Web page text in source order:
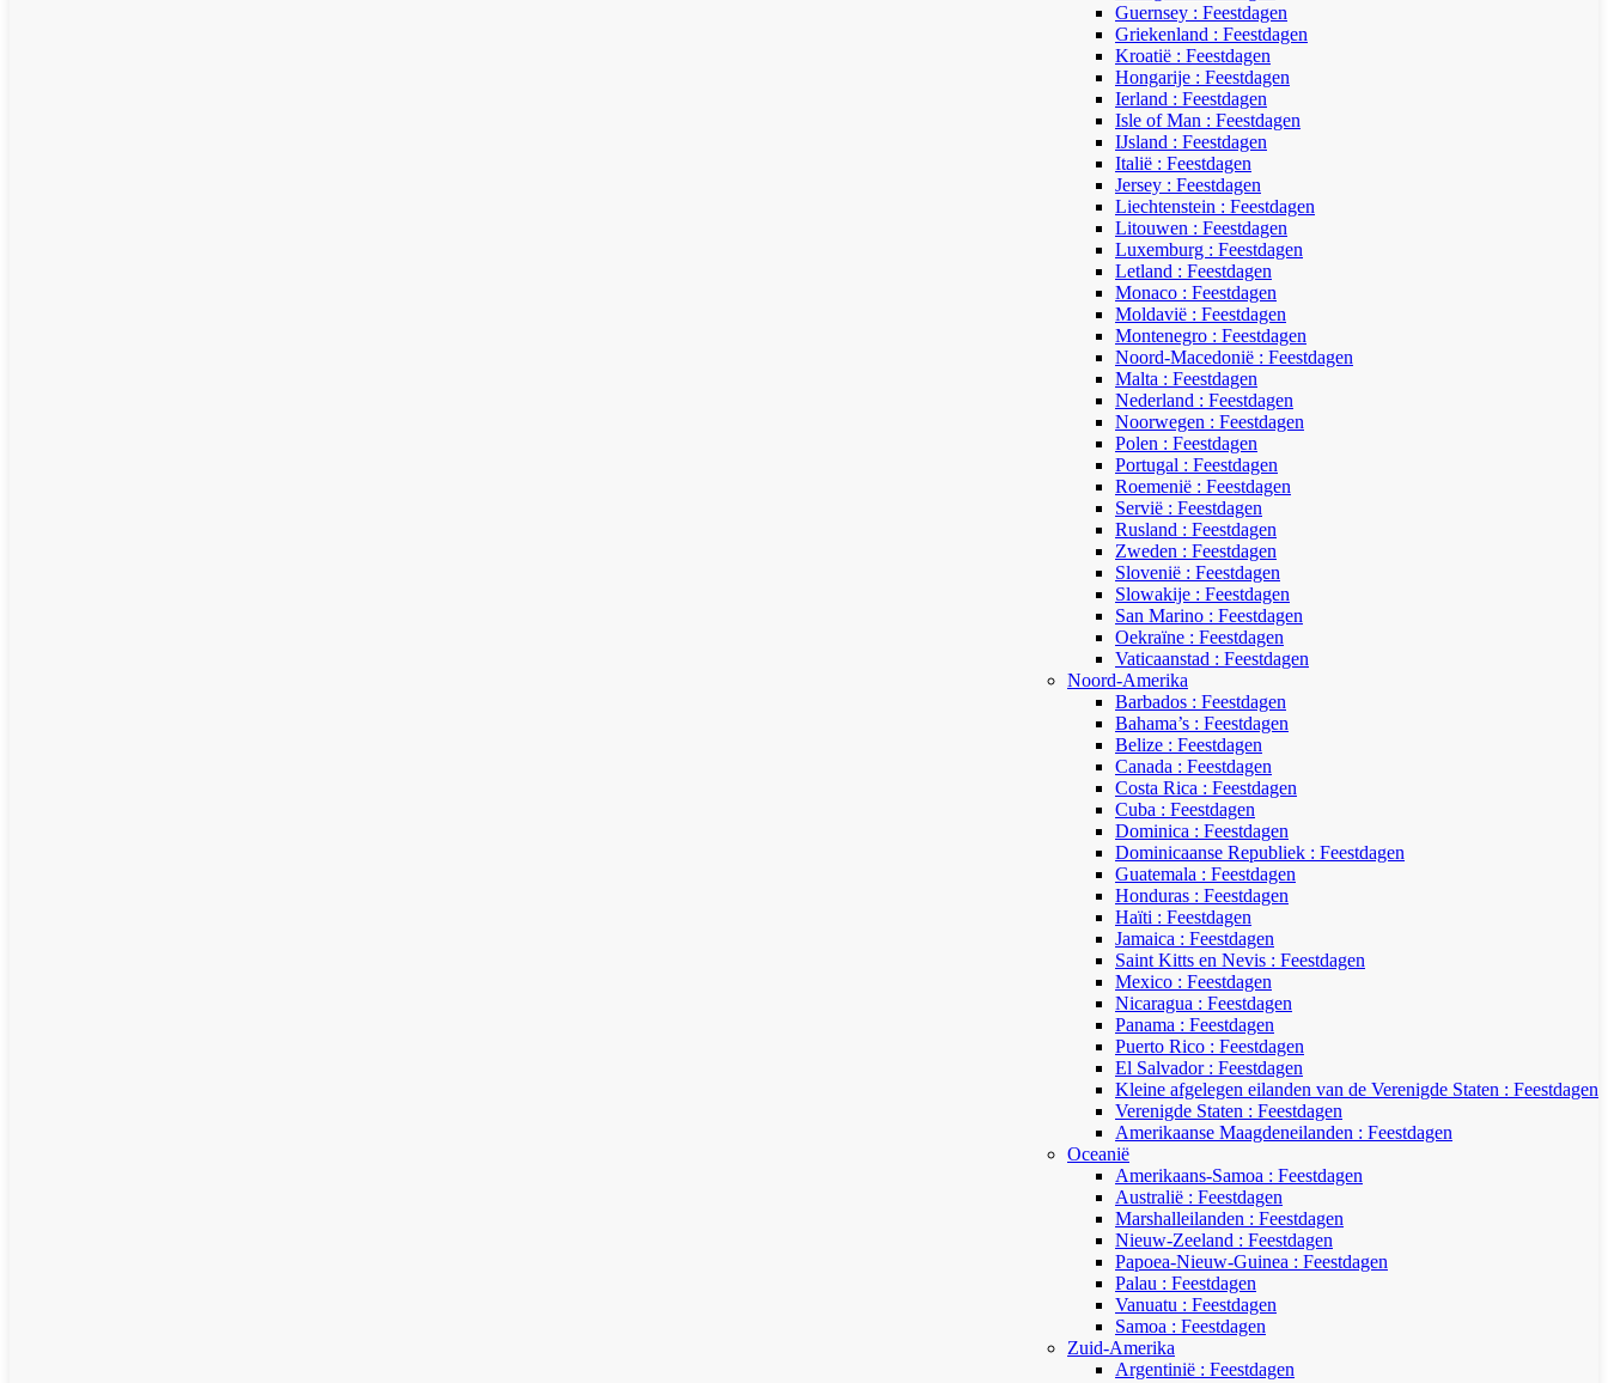
Guernsey : Feestdagen
Griekenland : Feestdagen
Kroatië : Feestdagen
Hongarije : Feestdagen
Ierland : Feestdagen
Isle of Man : Feestdagen
IJsland : Feestdagen
Italië : Feestdagen
Jersey : Feestdagen
Liechtenstein : Feestdagen
Litouwen : Feestdagen
Luxemburg : Feestdagen
Letland : Feestdagen
Monaco : Feestdagen
Moldavië : Feestdagen
Montenegro : Feestdagen
Noord-Macedonië : Feestdagen
Malta : Feestdagen
Nederland : Feestdagen
Noorwegen : Feestdagen
Polen : Feestdagen
Portugal : Feestdagen
Roemenië : Feestdagen
Servië : Feestdagen
Rusland : Feestdagen
Zweden : Feestdagen
Slovenië : Feestdagen
Slowakije : Feestdagen
San Marino : Feestdagen
Oekraïne : Feestdagen
Vaticaanstad : Feestdagen
Noord-Amerika
Barbados : Feestdagen
Bahama’s : Feestdagen
Belize : Feestdagen
Canada : Feestdagen
Costa Rica : Feestdagen
Cuba : Feestdagen
Dominica : Feestdagen
Dominicaanse Republiek : Feestdagen
Guatemala : Feestdagen
Honduras : Feestdagen
Haïti : Feestdagen
Jamaica : Feestdagen
Saint Kitts en Nevis : Feestdagen
Mexico : Feestdagen
Nicaragua : Feestdagen
Panama : Feestdagen
Puerto Rico : Feestdagen
El Salvador : Feestdagen
Kleine afgelegen eilanden van de Verenigde Staten : Feestdagen
Verenigde Staten : Feestdagen
Amerikaanse Maagdeneilanden : Feestdagen
Oceanië
Amerikaans-Samoa : Feestdagen
Australië : Feestdagen
Marshalleilanden : Feestdagen
Nieuw-Zeeland : Feestdagen
Papoea-Nieuw-Guinea : Feestdagen
Palau : Feestdagen
Vanuatu : Feestdagen
Samoa : Feestdagen
Zuid-Amerika
Argentinië : Feestdagen